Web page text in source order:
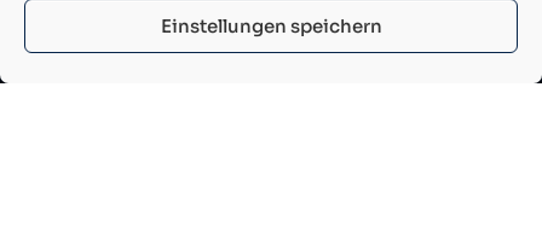
Einstellungen speichern
Diese Themen erwarten dich auf